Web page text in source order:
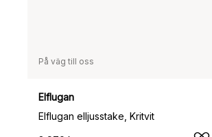
På väg till oss
Elflugan
Elflugan elljusstake, Kritvit